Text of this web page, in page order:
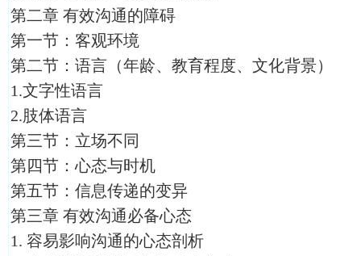
第二章 有效沟通的障碍
第一节：客观环境
第二节：语言（年龄、教育程度、文化背景）
1.文字性语言
2.肢体语言
第三节：立场不同
第四节：心态与时机
第五节：信息传递的变异
第三章 有效沟通必备心态
1. 容易影响沟通的心态剖析